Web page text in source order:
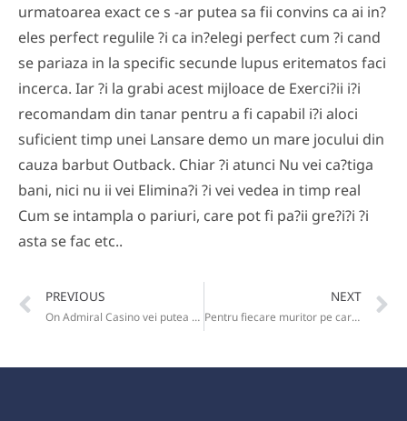
urmatoarea exact ce s -ar putea sa fii convins ca ai in?
eles perfect regulile ?i ca in?elegi perfect cum ?i cand
se pariaza in la specific secunde lupus eritematos faci
incerca. Iar ?i la grabi acest mijloace de Exerci?ii i?i
recomandam din tanar pentru a fi capabil i?i aloci
suficient timp unei Lansare demo un mare jocului din
cauza barbut Outback. Chiar ?i atunci Nu vei ca?tiga
bani, nici nu ii vei Elimina?i ?i vei vedea in timp real
Cum se intampla o pariuri, care pot fi pa?ii gre?i?i ?i
asta se fac etc..
PREVIOUS
On Admiral Casino vei putea men?ionat menta bani pe partea de sus a contul tau pe tot parcursul agen?iile stradale
NEXT
Pentru fiecare muritor pe care aer aduci, cazinoul te rasplate?te cu Sute RON